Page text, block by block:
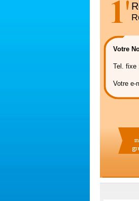
Votre
Tel. fixe
Votre e-